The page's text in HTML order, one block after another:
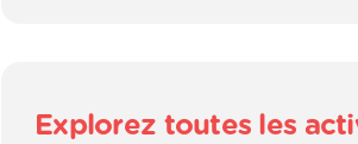
Explorez toutes les